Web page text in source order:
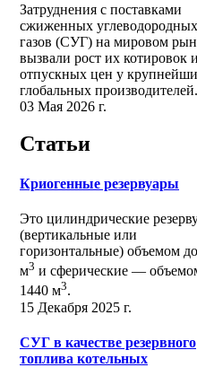
Затруднения с поставками
сжиженных углеводородных
газов (СУГ) на мировом
вызвали рост их котировок и
отпускных цен у
глобальных производителей.
03 Мая 2026 г.
Статьи
Криогенные резервуары
Это цилиндрические
(вертикальные или
горизонтальные) объемом
м3 и сферические ―
1440 м3.
15 Декабря 2025 г.
СУГ в качестве резервного
топлива котельных